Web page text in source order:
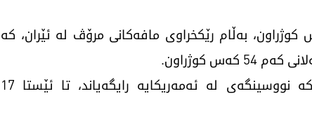
ئێران ده‌ڵێن: تا ئێستا 41 كه‌س كوژراون، به‌ڵام رێكخراوی مافه‌كانی مرۆڤ له‌ ئێران، كه‌
كوژراون.
هه‌روه‌ها لیژنه‌ی پاراستنی رۆژنامه‌نووسان، كه‌ نووسینگه‌ی له‌ ئه‌مه‌ریكایه‌ رایگه‌یاند، تا ئێستا 17